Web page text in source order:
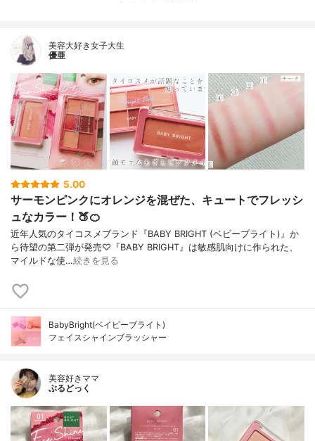
美容大好き女子大生
優亜
5.00
サーモンピンクにオレンジを混ぜた、キュートでフレッシ
ュなカラー！🍑🍊
近年人気のタイコスメブランド『BABY BRIGHT (ベビーブライト)』か
ら待望の第二弾が発売♡『BABY BRIGHT』は敏感肌向けに作られた、
マイルドな使…続きを見る
BabyBright(ベイビーブライト)
フェイスシャインブラッシャー
美容好きママ
ぶるどっく